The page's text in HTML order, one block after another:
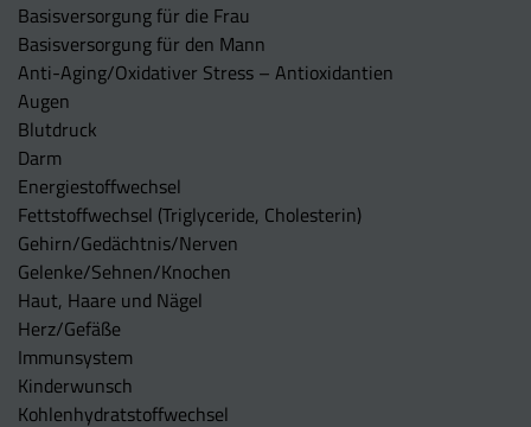
Basisversorgung für die Frau
Basisversorgung für den Mann
Anti-Aging/Oxidativer Stress – Antioxidantien
Augen
Blutdruck
Darm
Energiestoffwechsel
Fettstoffwechsel (Triglyceride, Cholesterin)
Gehirn/Gedächtnis/Nerven
Gelenke/Sehnen/Knochen
Haut, Haare und Nägel
Herz/Gefäße
Immunsystem
Kinderwunsch
Kohlenhydratstoffwechsel